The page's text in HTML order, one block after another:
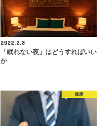
2022.2.8
「眠れない夜」はどうすればいい
か
健康